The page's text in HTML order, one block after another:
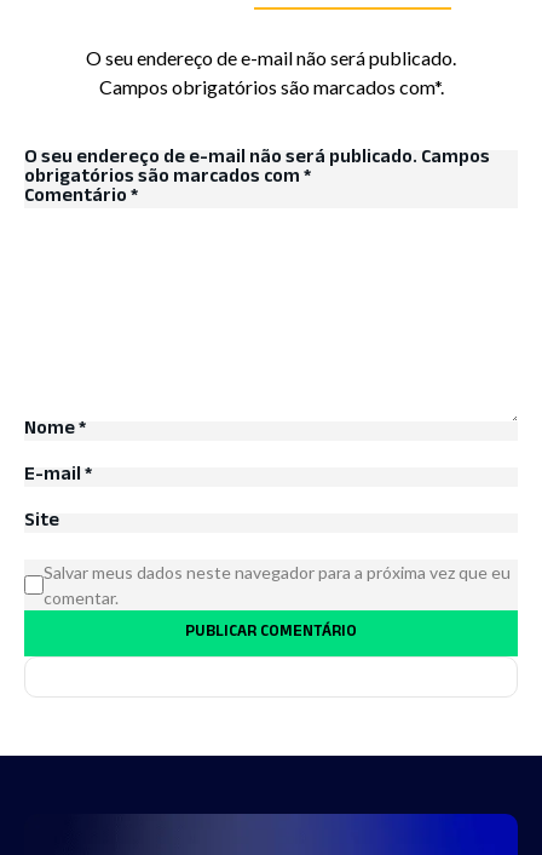
O seu endereço de e-mail não será publicado.
Campos obrigatórios são marcados com*.
O seu endereço de e-mail não será publicado.Campos
obrigatórios são marcados com*
Comentário*
Nome*
E-mail*
Site
Salvar meus dados neste navegador para a próxima vez que eu
comentar.